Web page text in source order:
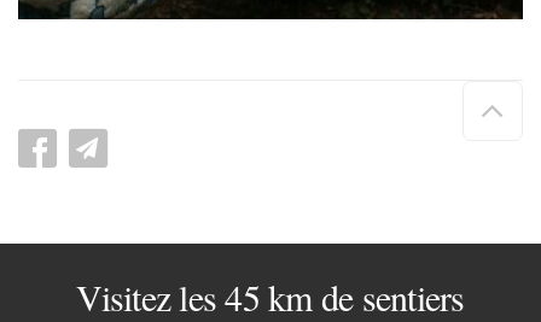
de
Visitez les 45 km de sentiers